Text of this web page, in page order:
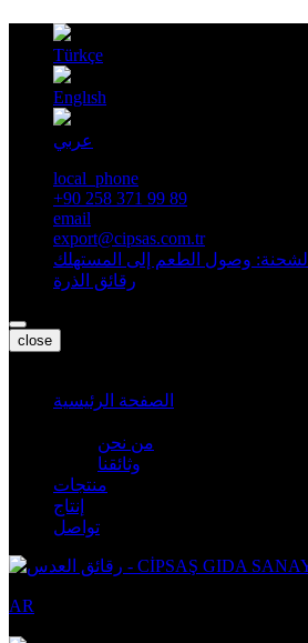
Türkçe
Englısh
عربي
local_phone
+90 258 371 99 89
email
export@cipsas.com.tr
الشحنة: وصول الطعم إلى المستهلك
رقائق الذرة
close
الصفحة الرئيسية
من نحن
وثائقنا
منتجات
إنتاج
تواصل
AR